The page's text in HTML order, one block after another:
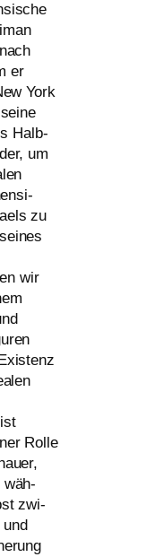
er
York
Halb-
um
zu
wir
Rolle
wäh­
zwi­